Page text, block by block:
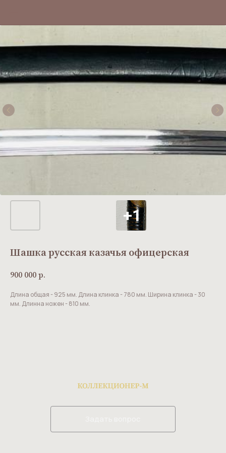
Шашка русская казачья офицерская
900 000р.
Длина общая - 925 мм. Длина клинка - 780 мм. Ширина клинка - 30
мм. Длинна ножен - 810 мм.